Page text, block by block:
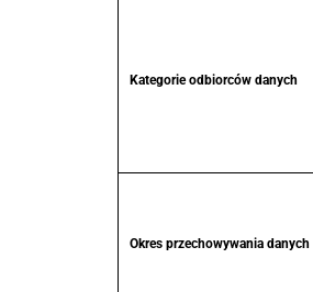
Kategorie odbiorców danych
Okres przechowywania danych